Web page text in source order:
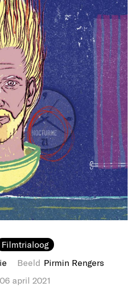
Filmtrialoog
Beeld Pirmin Rengers
06 april 2021